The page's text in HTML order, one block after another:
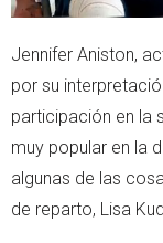
Jennifer Aniston,
por su
participación en la
muy popular en la
algunas de las
de reparto, Lisa